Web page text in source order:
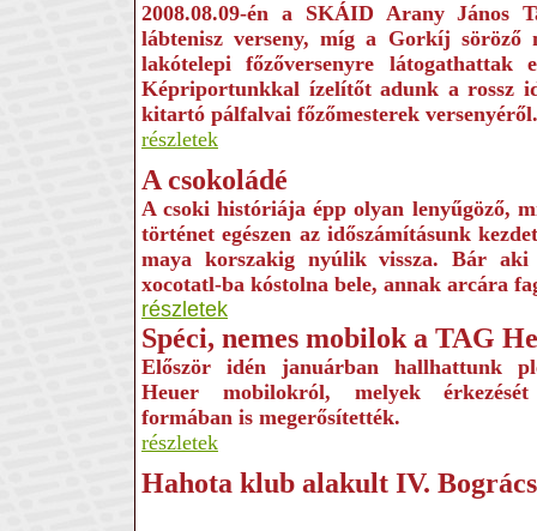
2008.08.09-én a SKÁID Arany János
lábtenisz verseny, míg a Gorkíj söröző
lakótelepi főzőversenyre látogathattak
Képriportunkkal ízelítőt adunk a rossz
kitartó pálfalvai főzőmesterek versenyéről.
részletek
A csokoládé
A csoki históriája épp olyan lenyűgöző,
történet egészen az időszámításunk
maya korszakig nyúlik vissza. Bár aki
xocotatl-ba kóstolna bele, annak arcára
részletek
Spéci, nemes mobilok a TAG
Először idén januárban hallhattunk
Heuer mobilokról, melyek
formában is megerősítették.
részletek
Hahota klub alakult IV.